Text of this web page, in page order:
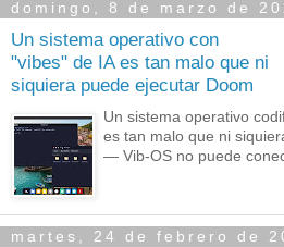
domingo, 8 de marzo de
Un sistema operativo con
"vibes" de IA es tan malo que ni
siquiera puede ejecutar Doom
Un sistema operativo
es tan malo que ni
— Vib-OS no puede
martes, 24 de febrero de